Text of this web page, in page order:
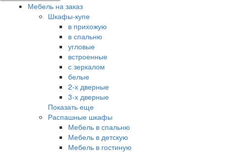
Мебель на заказ
Шкафы-купе
в прихожую
в спальню
угловые
встроенные
с зеркалом
белые
2-х дверные
3-х дверные
Показать еще
Распашные шкафы
Мебель в спальню
Мебель в детскую
Мебель в гостиную